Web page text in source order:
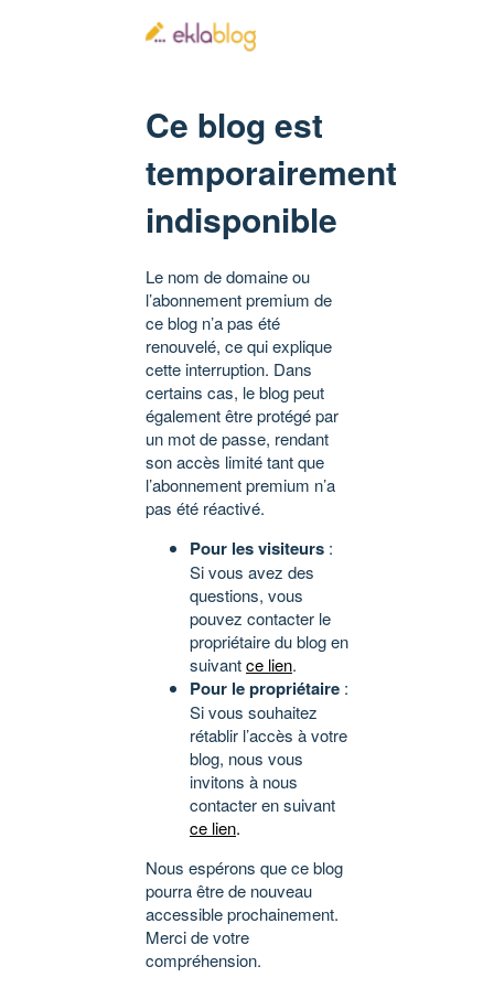
Ce blog est
temporairement
indisponible
Le nom de domaine ou
l’abonnement premium de
ce blog n’a pas été
renouvelé, ce qui explique
cette interruption. Dans
certains cas, le blog peut
également être protégé par
un mot de passe, rendant
son accès limité tant que
l’abonnement premium n’a
pas été réactivé.
Pour les visiteurs :
Si vous avez des
questions, vous
pouvez contacter le
propriétaire du blog en
suivantce lien.
Pour le propriétaire :
Si vous souhaitez
rétablir l’accès à votre
blog, nous vous
invitons à nous
contacter en suivant
ce lien.
Nous espérons que ce blog
pourra être de nouveau
accessible prochainement.
Merci de votre
compréhension.